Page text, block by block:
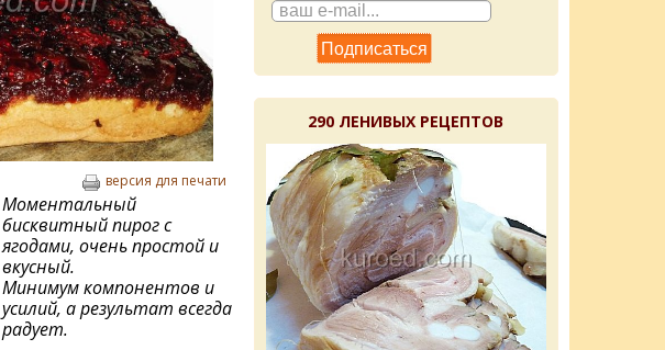
версия для печати
Моментальный
бисквитный пирог с
ягодами, очень простой и
вкусный.
Минимум компонентов и
усилий, а результат всегда
радует.
290 ЛЕНИВЫХ РЕЦЕПТОВ